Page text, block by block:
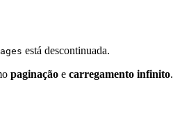
está descontinuada.
paginação e carregamento infinito.